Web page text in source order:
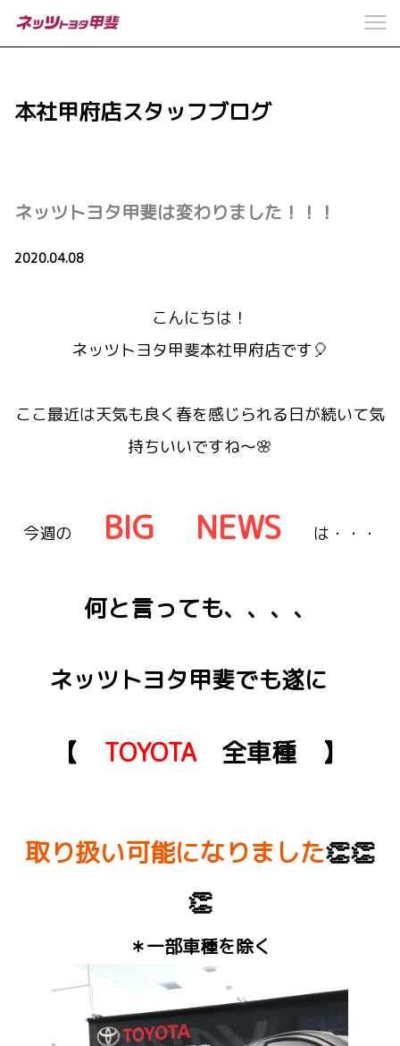
本社甲府店スタッフブログ
ネッツトヨタ甲斐は変わりました！！！
2020.04.08
こんにちは！
ネッツトヨタ甲斐本社甲府店です🎈
ここ最近は天気も良く春を感じられる日が続いて気
持ちいいですね～🌸
今週の BIG NEWS は・・・
何と言っても、、、、
ネッツトヨタ甲斐でも遂に
【 TOYOTA 全車種 】
取り扱い可能になりました👏👏
👏
＊一部車種を除く